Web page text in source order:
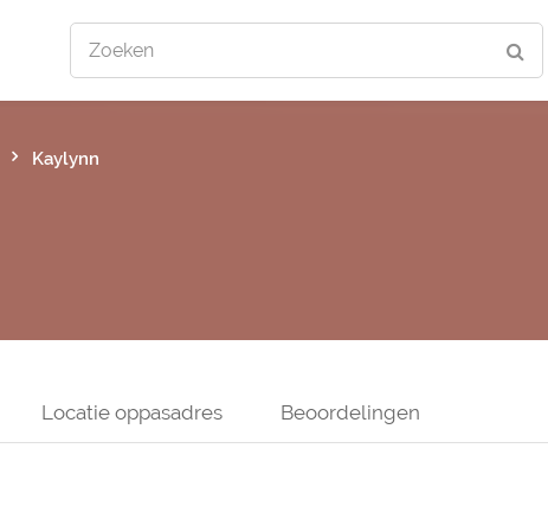
Zoeken
Kaylynn
Locatie oppasadres Beoordelingen